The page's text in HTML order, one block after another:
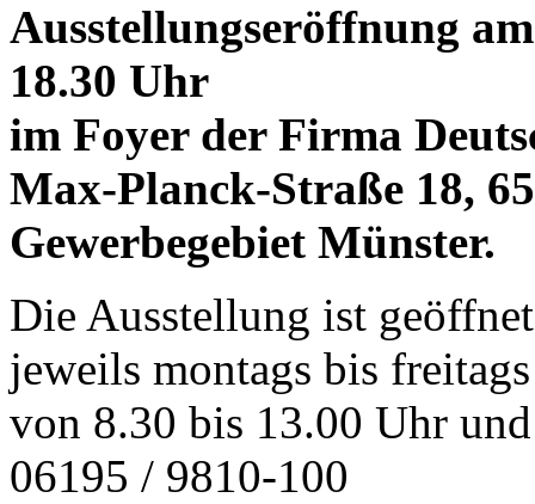
Ausstellungseröffnung
18.30 Uhr
im Foyer der Firma
Max-Planck-Straße 18,
Gewerbegebiet Münster.
Die Ausstellung ist
jeweils montags bis freitags
von 8.30 bis 13.00 Uhr
06195 / 9810-100